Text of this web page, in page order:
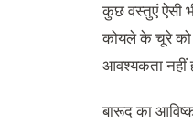
कुछ वस्तुएं ऐसी
कोयले के चूरे को
आवश्यकता नहीं
बारूद का